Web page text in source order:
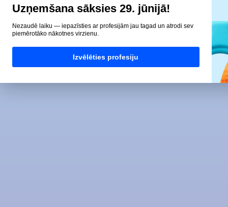
Uzņemšana sāksies 29. jūnijā!
Nezaudē laiku — iepazīsties ar profesijām jau tagad un atrodi sev
piemērotāko nākotnes virzienu.
Izvēlēties profesiju